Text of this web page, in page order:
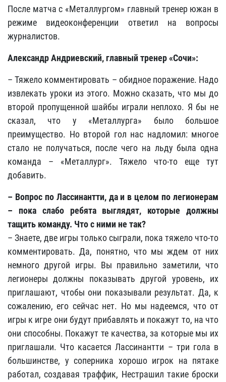
После матча с «Металлургом» главный тренер южан в
режиме видеоконференции ответил на вопросы
журналистов.
Александр Андриевский, главный тренер «Сочи»:
– Тяжело комментировать – обидное поражение. Надо
извлекать уроки из этого. Можно сказать, что мы до
второй пропущенной шайбы играли неплохо. Я бы не
сказал, что у «Металлурга» было большое
преимущество. Но второй гол нас надломил: многое
стало не получаться, после чего на льду была одна
команда – «Металлург». Тяжело что-то еще тут
добавить.
– Вопрос по Лассинантти, да и в целом по легионерам
– пока слабо ребята выглядят, которые должны
тащить команду. Что с ними не так?
– Знаете, две игры только сыграли, пока тяжело что-то
комментировать. Да, понятно, что мы ждем от них
немного другой игры. Вы правильно заметили, что
легионеры должны показывать другой уровень, их
приглашают, чтобы они показывали результат. Да, к
сожалению, его сейчас нет. Но мы надеемся, что от
игры к игре они будут прибавлять и покажут то, на что
они способны. Покажут те качества, за которые мы их
приглашали. Что касается Лассинантти – три гола в
большинстве, у соперника хорошо игрок на пятаке
работал, создавая траффик, Нестрашил такие броски